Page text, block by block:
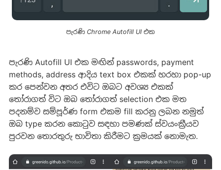
පැරණි Chrome Autofill UI එක
පැරණි Autofill UI එක මඟින් passwords, payment
methods, address ආදිය text box එකක් හරහා pop-up
කර පෙන්වන අතර එවිට ඔබට අවශ්‍ය එකක්
තෝරාගත් විට ඔබ තෝරාගත් selection එක මත
පදනම්ව සම්පූර්ණ form එකම fill කරනු ලබන නමුත්
ඔබ type කරන කොටුව සඳහා පමණක් ස්වයංක්‍රීයව
පුරවන තොරතුරු භාවිතා කිරීමට ක්‍රමයක් නොමැත.